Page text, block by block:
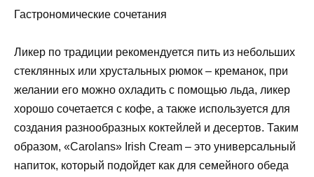
Гастрономические сочетания
Ликер по традиции рекомендуется пить из небольших
стеклянных или хрустальных рюмок – креманок, при
желании его можно охладить с помощью льда, ликер
хорошо сочетается с кофе, а также используется для
создания разнообразных коктейлей и десертов. Таким
образом, «Carolans» Irish Cream – это универсальный
напиток, который подойдет как для семейного обеда